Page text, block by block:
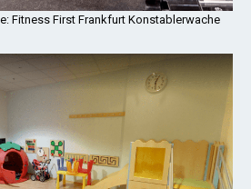
Fitness First Frankfurt Konstablerwache